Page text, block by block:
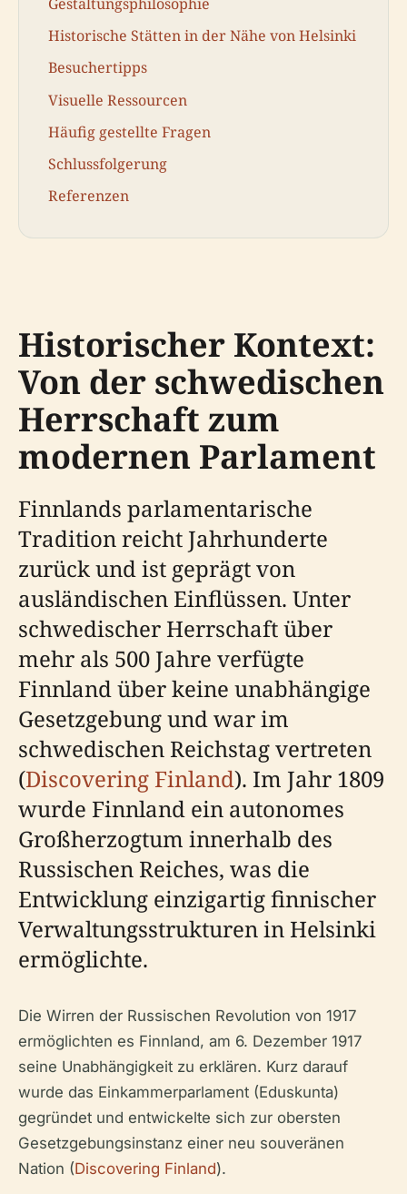
Historische Stätten in der Nähe von Helsinki
Besuchertipps
Visuelle Ressourcen
Häufig gestellte Fragen
Schlussfolgerung
Referenzen
Historischer Kontext:
Von der schwedischen
Herrschaft zum
modernen Parlament
Finnlands parlamentarische
Tradition reicht Jahrhunderte
zurück und ist geprägt von
ausländischen Einflüssen. Unter
schwedischer Herrschaft über
mehr als 500 Jahre verfügte
Finnland über keine unabhängige
Gesetzgebung und war im
schwedischen Reichstag vertreten
(Discovering Finland). Im Jahr 1809
wurde Finnland ein autonomes
Großherzogtum innerhalb des
Russischen Reiches, was die
Entwicklung einzigartig finnischer
Verwaltungsstrukturen in Helsinki
ermöglichte.
Die Wirren der Russischen Revolution von 1917
ermöglichten es Finnland, am 6. Dezember 1917
seine Unabhängigkeit zu erklären. Kurz darauf
wurde das Einkammerparlament (Eduskunta)
gegründet und entwickelte sich zur obersten
Gesetzgebungsinstanz einer neu souveränen
Nation (Discovering Finland).